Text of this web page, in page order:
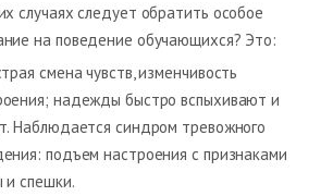
случаях следует обратить особое
на поведение обучающихся? Это:
смена чувств, изменчивость
надежды быстро вспыхивают и
Наблюдается синдром тревожного
подъем настроения с признаками
и спешки.